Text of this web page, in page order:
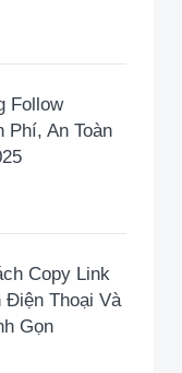
Follow
Phí, An Toàn
Copy Link
Điện Thoại Và
Gọn